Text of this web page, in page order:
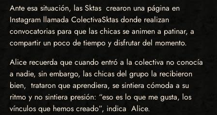
Ante esa situación, las Sktas crearon una página en
Instagram llamada ColectivaSktas donde realizan
convocatorias para que las chicas se animen a patinar, a
compartir un poco de tiempo y disfrutar del momento.
Alice recuerda que cuando entró a la colectiva no conocía
a nadie, sin embargo, las chicas del grupo la recibieron
bien, trataron que aprendiera, se sintiera cómoda a su
ritmo y no sintiera presión: “eso es lo que me gusta, los
vínculos que hemos creado”, indica Alice.